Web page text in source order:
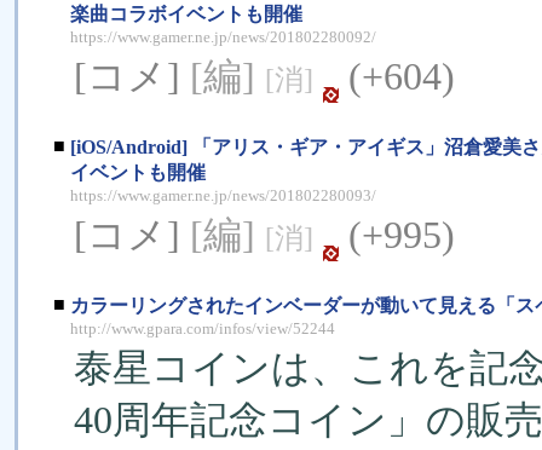
楽曲コラボイベントも開催
https://www.gamer.ne.jp/news/201802280092/
[コメ] [編] [消] (+604)
■ [iOS/Android] 「アリス・ギア・アイギス」沼倉愛美
イベントも開催
https://www.gamer.ne.jp/news/201802280093/
[コメ] [編] [消] (+995)
■ カラーリングされたインベーダーが動いて見える「
http://www.gpara.com/infos/view/52244
泰星コインは、これを記
40周年記念コイン」の販